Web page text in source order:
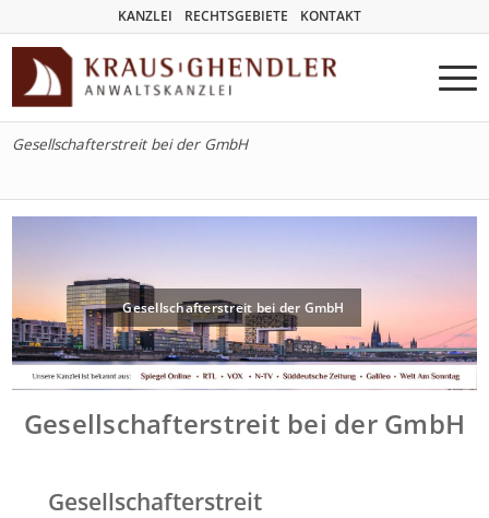
KANZLEI RECHTSGEBIETE KONTAKT
Gesellschafterstreit bei der GmbH
Gesellschafterstreit bei der GmbH
Gesellschafterstreit bei der GmbH
Gesellschafterstreit